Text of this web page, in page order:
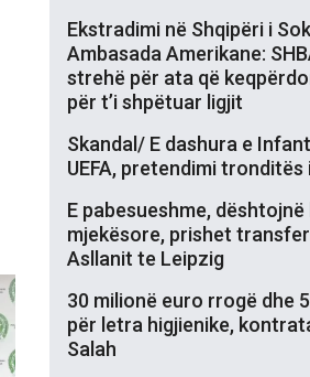
Ekstradimi në Shqipëri i
Ambasada Amerikane:
strehë për ata që
për t’i shpëtuar ligjit
Skandal/ E dashura e
UEFA, pretendimi tronditës
E pabesueshme,
mjekësore, prishet
Asllanit te Leipzig
30 milionë euro rrogë dhe
për letra higjienike,
Salah